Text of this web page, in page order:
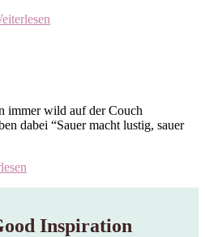
immer wild auf der Couch
dabei “Sauer macht lustig, sauer
Inspiration